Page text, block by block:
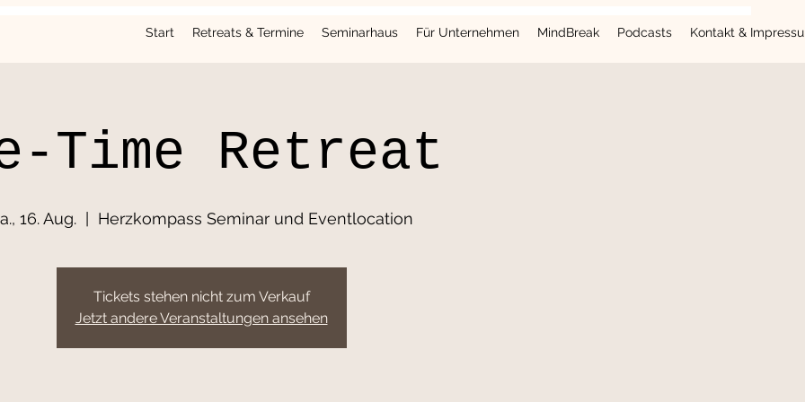
Start Retreats & Termine Seminarhaus Für Unternehmen MindBreak Podcasts Kontakt &
Time Retreat
16. Aug.
  |
Herzkompass Seminar und Eventlocation
Tickets stehen nicht zum Verkauf
Jetzt andere Veranstaltungen ansehen